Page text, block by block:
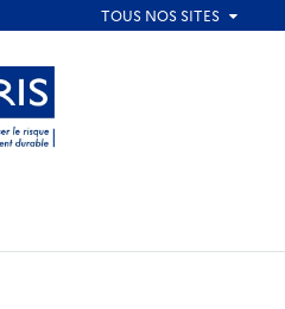
Aller au menu